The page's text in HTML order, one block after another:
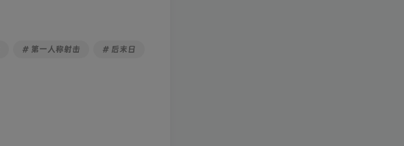
# 第一人称射击 # 后末日